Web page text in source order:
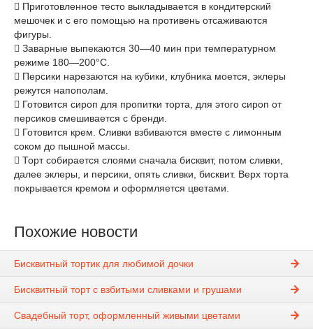
 Приготовленное тесто выкладывается в кондитерский
мешочек и с его помощью на противень отсаживаются
фигуры.
 Заварные выпекаются 30—40 мин при температурном
режиме 180—200°С.
 Персики нарезаются на кубики, клубника моется, эклеры
режутся напополам.
 Готовится сироп для пропитки торта, для этого сироп от
персиков смешивается с бренди.
 Готовится крем. Сливки взбиваются вместе с лимонным
соком до пышной массы.
 Торт собирается слоями сначала бисквит, потом сливки,
далее эклеры, и персики, опять сливки, бисквит. Верх торта
покрывается кремом и оформляется цветами.
Похожие новости
Бисквитный тортик для любимой дочки
Бисквитный торт с взбитыми сливками и грушами
Свадебный торт, оформленный живыми цветами